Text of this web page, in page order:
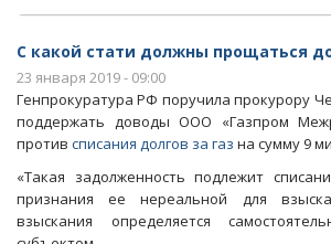
С какой стати должны прощаться
23 января 2019 - 09:00
Генпрокуратура РФ поручила прокурору
поддержать доводы ООО «Газпром
против списания долгов за газ на сумму 9
«Такая задолженность подлежит
признания ее нереальной для
взыскания определяется